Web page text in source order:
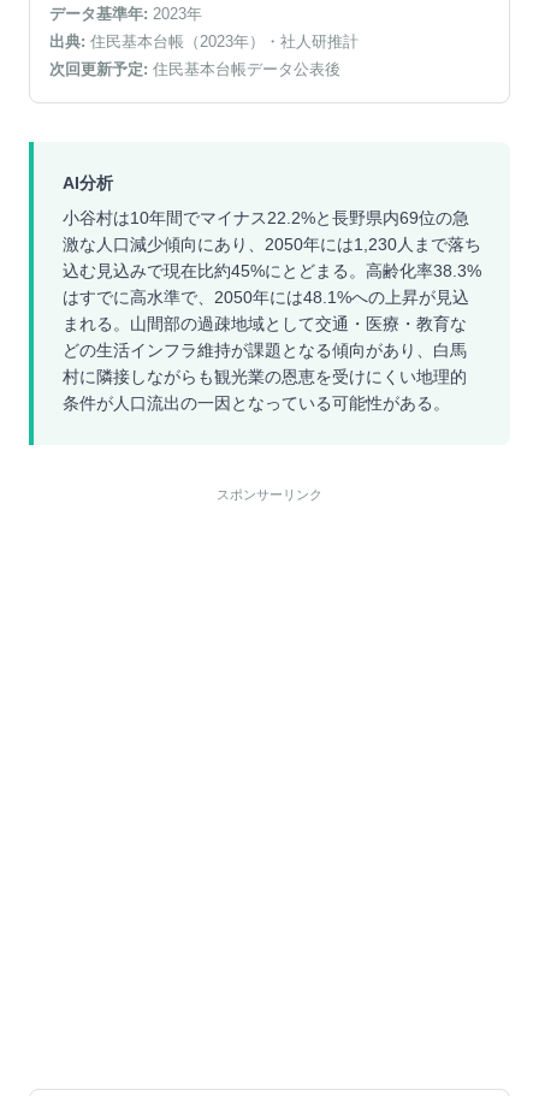
データ基準年: 2023年
出典: 住民基本台帳（2023年）
・社人研推計
次回更新予定: 住民基本台帳データ公表後
AI分析
小谷村は10年間でマイナス22.2%と長野県内69位の急
激な人口減少傾向にあり、2050年には1,230人まで落ち
込む見込みで現在比約45%にとどまる。高齢化率38.3%
はすでに高水準で、2050年には48.1%への上昇が見込
まれる。山間部の過疎地域として交通・医療・教育な
どの生活インフラ維持が課題となる傾向があり、白馬
村に隣接しながらも観光業の恩恵を受けにくい地理的
条件が人口流出の一因となっている可能性がある。
スポンサーリンク